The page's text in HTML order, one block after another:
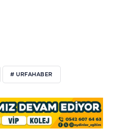
# URFAHABER